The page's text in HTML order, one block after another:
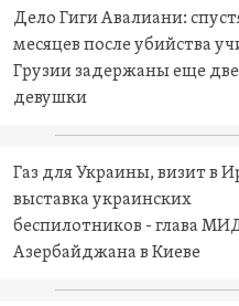
Дело Гиги Авалиани:
месяцев после убийства
Грузии задержаны еще две
девушки
Газ для Украины, визит в
выставка украинских
беспилотников - глава
Азербайджана в Киеве